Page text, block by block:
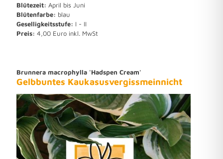
Blütezeit: April bis Juni
Blütenfarbe: blau
Geselligkeitsstufe: I - II
Preis: 4,00 Euro inkl. MwSt
Brunnera macrophylla 'Hadspen Cream'
Gelbbuntes Kaukasusvergissmeinnicht